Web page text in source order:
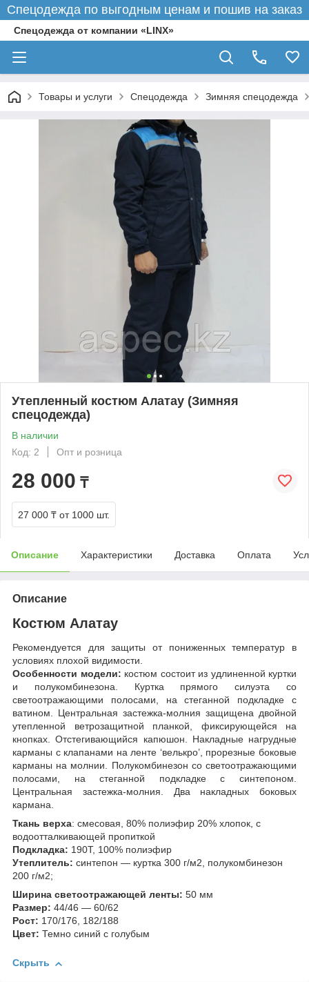
Спецодежда по выгодным ценам и пошив на заказ
Спецодежда от компании «LINX»
Товары и услуги Спецодежда Зимняя спецодежда
Утепленный костюм Алатау (Зимняя
спецодежда)
В наличии
Код: 2
Опт и розница
28 000 ₸
27 000 ₸ от 1000 шт.
Описание Характеристики Доставка Оплата
Описание
Костюм Алатау
Рекомендуется для защиты от пониженных температур в
условиях плохой видимости.
Особенности модели: костюм состоит из удлиненной куртки
и полукомбинезона. Куртка прямого силуэта со
светоотражающими полосами, на стеганной подкладке с
ватином. Центральная застежка-молния защищена двойной
утепленной ветрозащитной планкой, фиксирующейся на
кнопках. Отстегивающийся капюшон. Накладные нагрудные
карманы с клапанами на ленте ‘велькро’, прорезные боковые
карманы на молнии. Полукомбинезон со светоотражающими
полосами, на стеганной подкладке с синтепоном.
Центральная застежка-молния. Два накладных боковых
кармана.
Ткань верха: смесовая, 80% полиэфир 20% хлопок, с
водоотталкивающей пропиткой
Подкладка: 190Т, 100% полиэфир
Утеплитель: синтепон — куртка 300 г/м2, полукомбинезон
200 г/м2;
Ширина светоотражающей ленты: 50 мм
Размер: 44/46 — 60/62
Рост: 170/176, 182/188
Цвет: Темно синий с голубым
Скрыть